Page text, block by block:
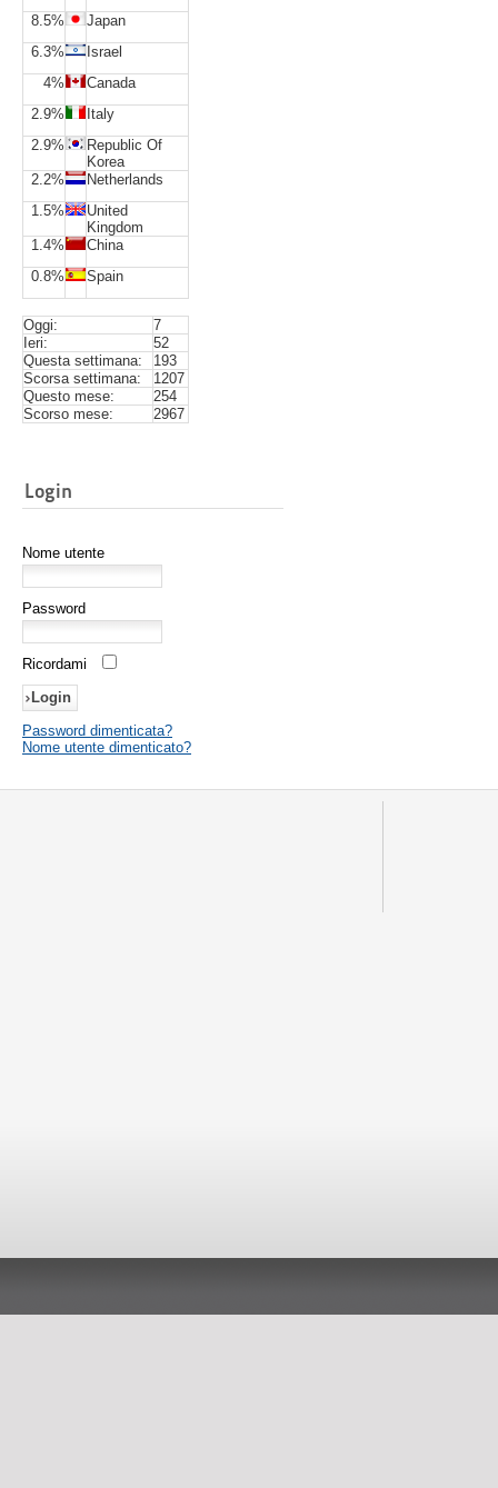
8.5%
Japan
6.3%
Israel
4%
Canada
2.9%
Italy
2.9%
Republic Of
Korea
2.2%
Netherlands
1.5%
United
Kingdom
1.4%
China
0.8%
Spain
Oggi:
7
Ieri:
52
Questa settimana:
193
Scorsa settimana:
1207
Questo mese:
254
Scorso mese:
2967
Login
Nome utente
Password
Ricordami
Password dimenticata?
Nome utente dimenticato?